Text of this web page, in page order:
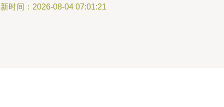
时间：2026-08-04 07:01:21